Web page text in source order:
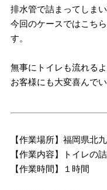
排水管で詰まってしま
今回のケースではこち
す。
無事にトイレも流れるよ
お客様にも大変喜んで
【作業場所】福岡県北
【作業内容】トイレの
【作業時間】１時間